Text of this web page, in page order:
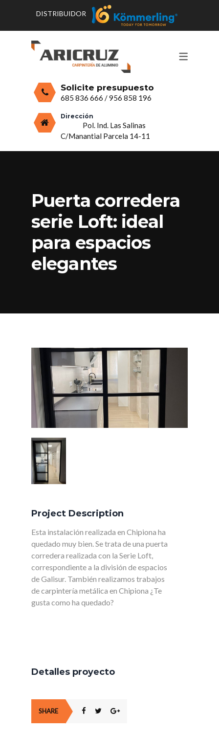
PRODUCTOS
PUERTAS, VENTANAS Y
CERRAMIENTOS, PORCHES Y TECHOS
ALUMINIO
CONTACTO Y HORARIOS
PRESUPUESTO
DISTRIBUIDOR
Solicite presupuesto
685 836 666 /956 858 196
Dirección
Pol. Ind. Las Salinas
C/Manantial Parcela 14-11
Puerta corredera
serie Loft: ideal
para espacios
elegantes
Project Description
Esta instalación realizada en Chipiona ha
quedado muy bien. Se trata de una puerta
corredera realizada con la Serie Loft,
correspondiente a la división de espacios
de Galisur. También realizamos trabajos
de carpintería metálica en Chipiona ¿Te
gusta como ha quedado?
Detalles proyecto
SHARE